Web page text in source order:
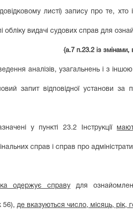
листі) запису про те,
обліку видачі судових справ для
{а.7 п.23.2 із
аналізів, узагальнень і з
запит відповідної установи
у пункті 23.2 Iнструкції
справ і справ про
одержує справудля
56), де вказуються число, місяць, рік,